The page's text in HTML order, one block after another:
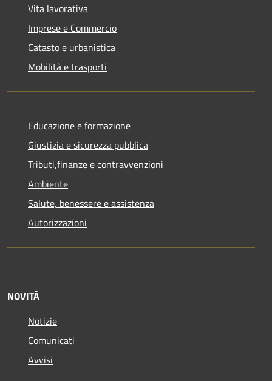
Vita lavorativa
Imprese e Commercio
Catasto e urbanistica
Mobilità e trasporti
Educazione e formazione
Giustizia e sicurezza pubblica
Tributi,finanze e contravvenzioni
Ambiente
Salute, benessere e assistenza
Autorizzazioni
NOVITÀ
Notizie
Comunicati
Avvisi